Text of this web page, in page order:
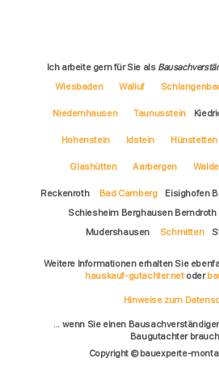
Ich arbeite gern für Sie als
Wiesbaden
Walluf
Niedernhausen Taunusstein
Hohenstein Idstein Hünstetten
Glashütten Aarbergen
Reckenroth Bad Camberg
Eisighofen
Schiesheim Berghausen
Mudershausen
Schmitten
Weitere Informationen erhalten Sie
hauskauf-gutachter.netoder
Hinweise zum
... wenn Sie einen
Baugutachter
Copyright © bauexperte-